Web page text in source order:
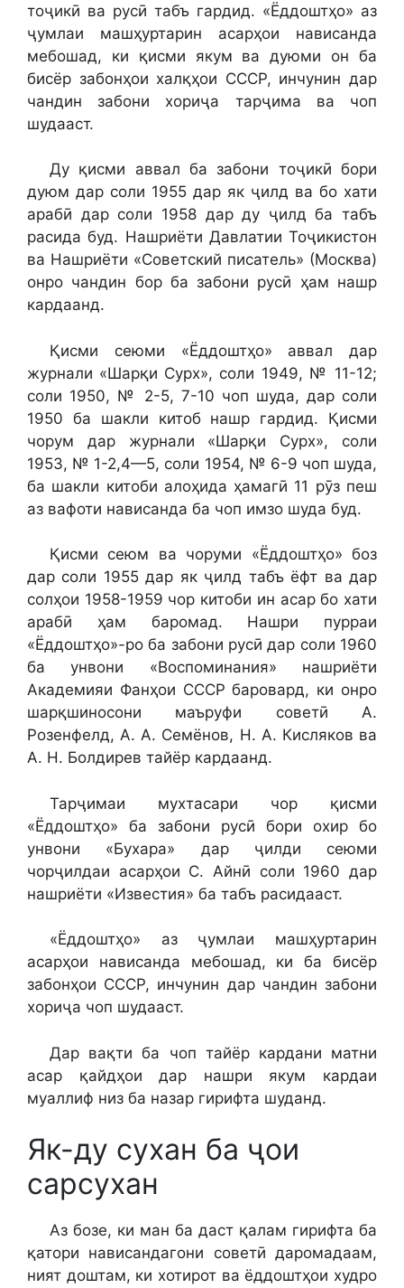
тоҷикӣ ва русӣ табъ гардид. «Ёддоштҳо» аз
ҷумлаи машҳуртарин асарҳои нависанда
мебошад, ки қисми якум ва дуюми он ба
бисёр забонҳои халқҳои СССР, инчунин дар
чандин забони хориҷа тарҷима ва чоп
шудааст.
Ду қисми аввал ба забони тоҷикӣ бори
дуюм дар соли 1955 дар як ҷилд ва бо хати
арабӣ дар соли 1958 дар ду ҷилд ба табъ
расида буд. Нашриёти Давлатии Тоҷикистон
ва Нашриёти «Советский писатель» (Москва)
онро чандин бор ба забони русӣ ҳам нашр
кардаанд.
Қисми сеюми «Ёддоштҳо» аввал дар
журнали «Шарқи Сурх», соли 1949, № 11-12;
соли 1950, № 2-5, 7-10 чоп шуда, дар соли
1950 ба шакли китоб нашр гардид. Қисми
чорум дар журнали «Шарқи Сурх», соли
1953, № 1-2,4—5, соли 1954, № 6-9 чоп шуда,
ба шакли китоби алоҳида ҳамагӣ 11 рӯз пеш
аз вафоти нависанда ба чоп имзо шуда буд.
Қисми сеюм ва чоруми «Ёддоштҳо» боз
дар соли 1955 дар як ҷилд табъ ёфт ва дар
солҳои 1958-1959 чор китоби ин асар бо хати
арабӣ ҳам баромад. Нашри пурраи
«Ёддоштҳо»-ро ба забони русӣ дар соли 1960
ба унвони «Воспоминания» нашриёти
Академияи Фанҳои СССР баровард, ки онро
шарқшиносони маъруфи советӣ А.
Розенфелд, А. А. Семёнов, Н. А. Кисляков ва
А. Н. Болдирев тайёр кардаанд.
Тарҷимаи мухтасари чор қисми
«Ёддоштҳо» ба забони русӣ бори охир бо
унвони «Бухара» дар ҷилди сеюми
чорҷилдаи асарҳои С. Айнӣ соли 1960 дар
нашриёти «Известия» ба табъ расидааст.
«Ёддоштҳо» аз ҷумлаи машҳуртарин
асарҳои нависанда мебошад, ки ба бисёр
забонҳои СССР, инчунин дар чандин забони
хориҷа чоп шудааст.
Дар вақти ба чоп тайёр кардани матни
асар қайдҳои дар нашри якум кардаи
муаллиф низ ба назар гирифта шуданд.
Як-ду сухан ба ҷои
сарсухан
Аз бозе, ки ман ба даст қалам гирифта ба
қатори нависандагони советӣ даромадаам,
ният доштам, ки хотирот ва ёддоштҳои худро